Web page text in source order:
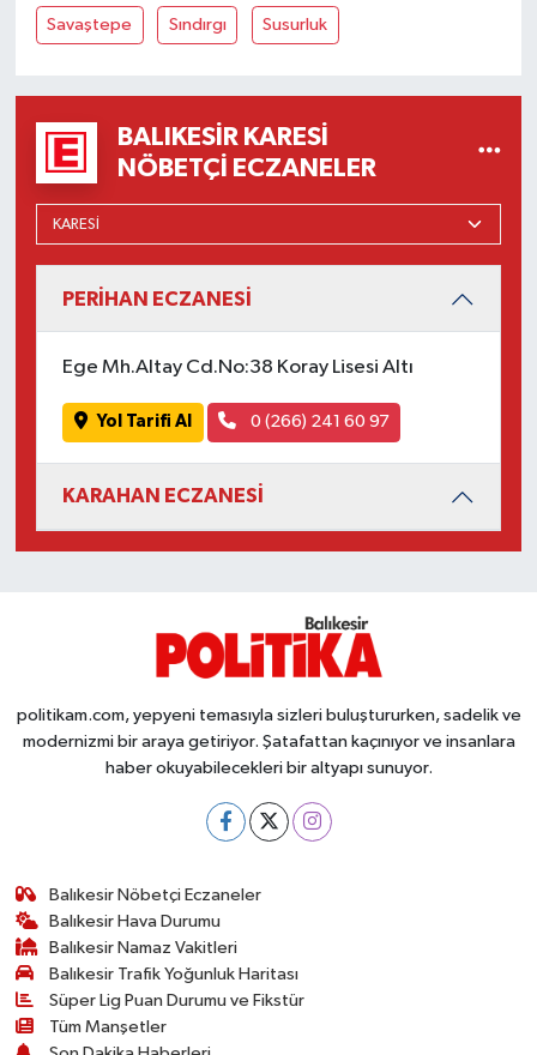
Savaştepe Sındırgı Susurluk
BALIKESIR KARESI
NÖBETÇI ECZANELER
PERİHAN ECZANESİ
Ege Mh.Altay Cd.No:38 Koray Lisesi Altı
Yol Tarifi Al 0 (266) 241 60 97
KARAHAN ECZANESİ
politikam.com, yepyeni temasıyla sizleri buluştururken, sadelik ve
modernizmi bir araya getiriyor. Şatafattan kaçınıyor ve insanlara
haber okuyabilecekleri bir altyapı sunuyor.
Balıkesir Nöbetçi Eczaneler
Balıkesir Hava Durumu
Balıkesir Namaz Vakitleri
Balıkesir Trafik Yoğunluk Haritası
Süper Lig Puan Durumu ve Fikstür
Tüm Manşetler
Resmi İlanlar
Savaştepe
SEYAHAT
SİYASET
Sındırgı
SPOR
TEKNOLOJİ
Trend
VİZYONDAKİLER
YAŞAM